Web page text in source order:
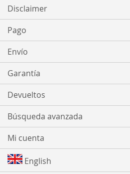
Disclaimer
Pago
Envío
Garantía
Devueltos
Búsqueda avanzada
Mi cuenta
English